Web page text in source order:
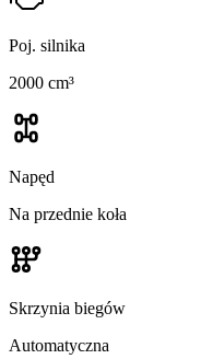
Poj. silnika
2000 cm³
Napęd
Na przednie koła
Skrzynia biegów
Automatyczna